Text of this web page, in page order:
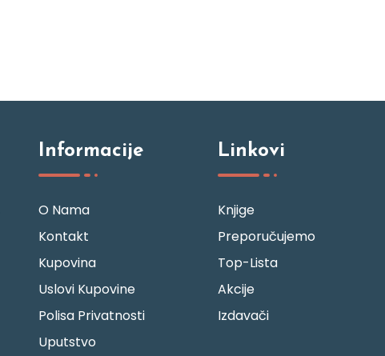
Informacije
O Nama
Kontakt
Kupovina
Uslovi Kupovine
Polisa Privatnosti
Uputstvo
Linkovi
Knjige
Preporučujemo
Top-Lista
Akcije
Izdavači